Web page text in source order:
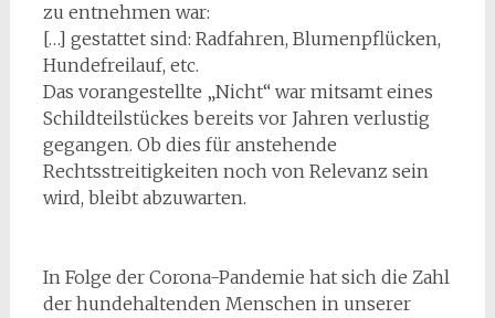
zu entnehmen war:
[…] gestattet sind: Radfahren, Blumenpflücken,
Hundefreilauf, etc.
Das vorangestellte „Nicht“ war mitsamt eines
Schildteilstückes bereits vor Jahren verlustig
gegangen. Ob dies für anstehende
Rechtsstreitigkeiten noch von Relevanz sein
wird, bleibt abzuwarten.
In Folge der Corona-Pandemie hat sich die Zahl
der hundehaltenden Menschen in unserer